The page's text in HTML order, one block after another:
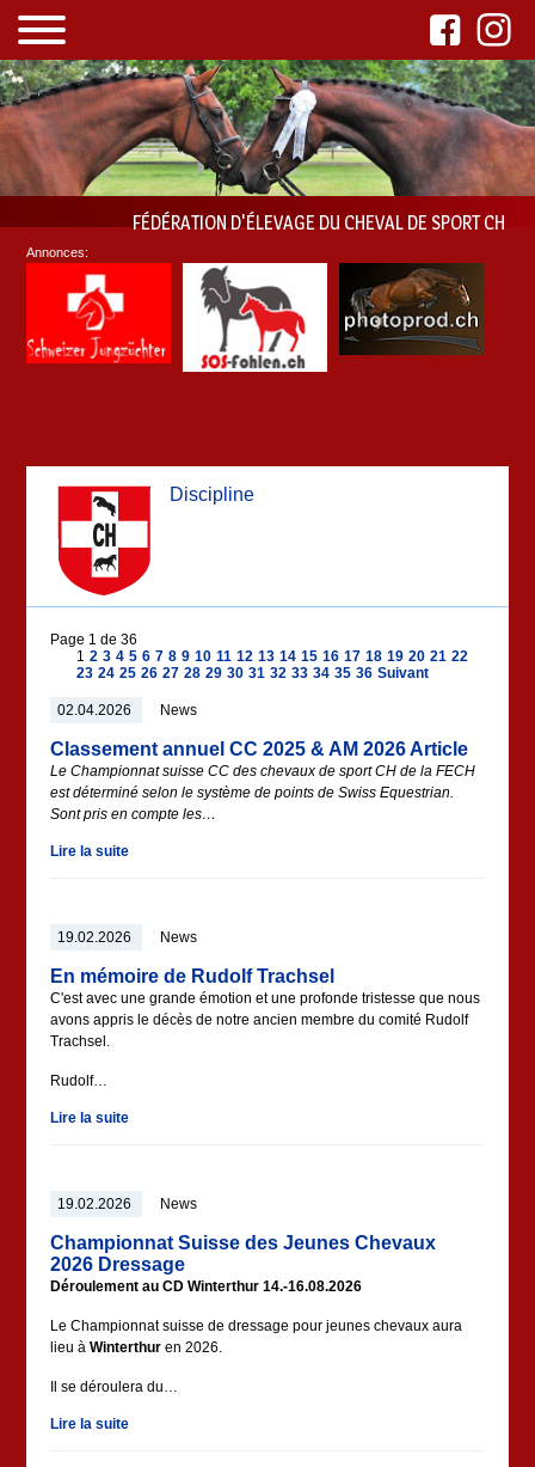
FÉDÉRATION D'ÉLEVAGE DU CHEVAL DE SPORT CH
Discipline
Page 1 de 36
1 2 3 4 5 6 7 8 9 10 11 12 13 14 15 16 17 18 19 20 21 22
23 24 25 26 27 28 29 30 31 32 33 34 35 36 Suivant
02.04.2026 News
Classement annuel CC 2025 & AM 2026 Article
Le Championnat suisse CC des chevaux de sport CH de la FECH
est déterminé selon le système de points de Swiss Equestrian.
Sont pris en compte les…
Lire la suite
19.02.2026 News
En mémoire de Rudolf Trachsel
C'est avec une grande émotion et une profonde tristesse que nous
avons appris le décès de notre ancien membre du comité Rudolf
Trachsel.
Rudolf…
Lire la suite
19.02.2026 News
Championnat Suisse des Jeunes Chevaux
2026 Dressage
Déroulement au CD Winterthur 14.-16.08.2026
Le Championnat suisse de dressage pour jeunes chevaux aura
lieu àWinterthur en 2026.
Il se déroulera du…
Lire la suite
Annonces: